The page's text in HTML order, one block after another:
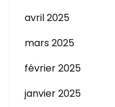
avril 2025
mars 2025
février 2025
janvier 2025